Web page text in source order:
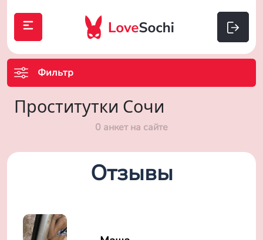
Фильтр
Проститутки Сочи
0 анкет на сайте
Отзывы